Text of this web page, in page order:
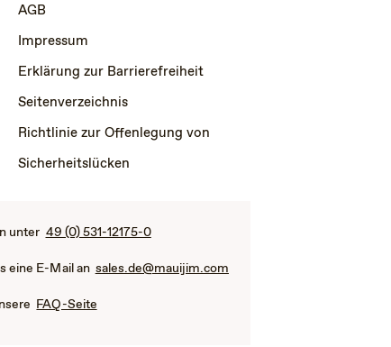
AGB
Impressum
Erklärung zur Barrierefreiheit
Seitenverzeichnis
Richtlinie zur Offenlegung von
Sicherheitslücken
unter 49 (0) 531-12175-0
eine E-Mail an sales.de@mauijim.com
FAQ-Seite